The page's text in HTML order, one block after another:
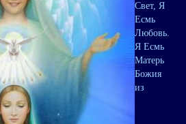
Свет, Я
Есмь
Любовь.
Я Есмь
Матерь
Божия
из